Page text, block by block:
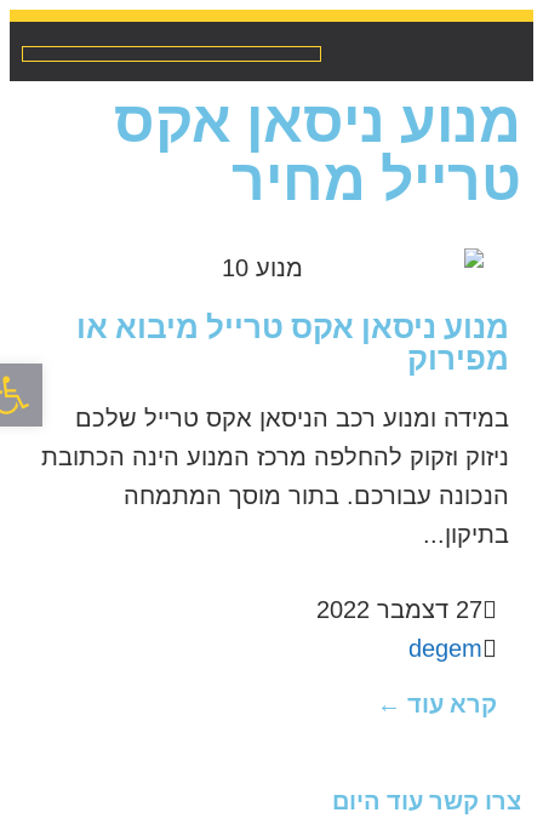
פתח
מנוע ניסאן אקס
טרייל מחיר
מנוע ניסאן אקס טרייל מיבוא או
מפירוק
במידה ומנוע רכב הניסאן אקס טרייל שלכם
ניזוק וזקוק להחלפה מרכז המנוע הינה הכתובת
הנכונה עבורכם. בתור מוסך המתמחה
בתיקון...
27 דצמבר 2022
degem
קרא עוד ←
צרו קשר עוד היום